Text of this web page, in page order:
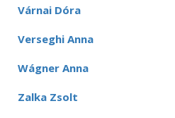
Várnai Dóra
Verseghi Anna
Wágner Anna
Zalka Zsolt